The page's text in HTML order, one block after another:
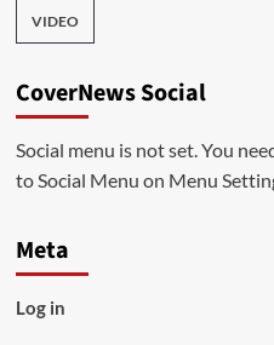
VIDEO
CoverNews Social
Social menu is not set. You
to Social Menu on Menu
Meta
Log in